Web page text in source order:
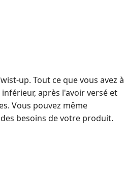
up. Tout ce que vous avez à
après l'avoir versé et
Vous pouvez même
besoins de votre produit.